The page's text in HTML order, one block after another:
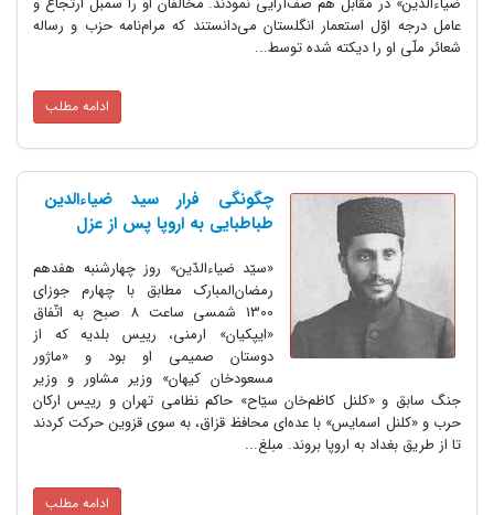
عامل درجه اوّل استعمار انگلستان می‌دانستند که مرام‌نامه حزب و رساله
شعائر ملّی او را دیکته شده توسط...
ادامه مطلب
چگونگی فرار سید ضیاءالدین
طباطبایی به اروپا پس از عزل
«سیّد ضیاءالدّین» روز چهارشنبه هفدهم
رمضان‌المبارک مطابق با چهارم جوزای
1300 شمسی ساعت 8 صبح به اتّفاق
«ایپکیان» ارمنی، رییس بلدیه که از
دوستان صمیمی او بود و «ماژور
مسعودخان کیهان» وزیر مشاور و وزیر
جنگ سابق و «کلنل کاظم‌خان سیّاح» حاکم نظامی تهران و رییس ارکان
حرب و «کلنل اسمایس» با عده‌ای محافظ قزاق، به سوی قزوین حرکت کردند
تا از طریق بغداد به اروپا بروند. مبلغ...
ادامه مطلب